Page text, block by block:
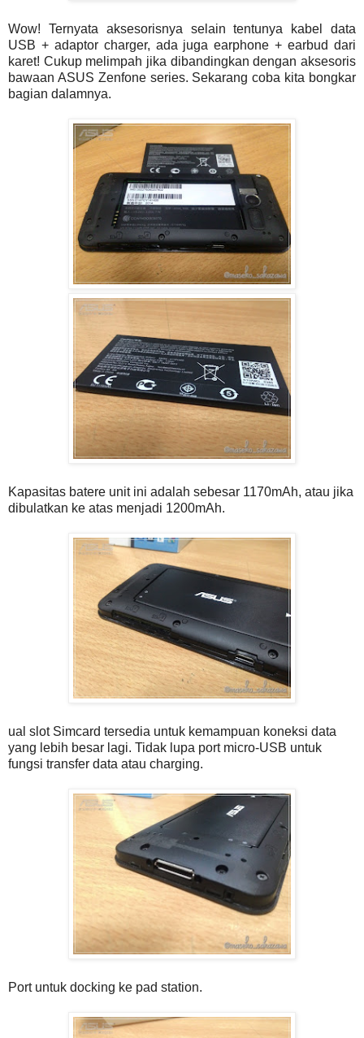
Wow! Ternyata aksesorisnya selain tentunya kabel data
USB + adaptor charger, ada juga earphone + earbud dari
karet! Cukup melimpah jika dibandingkan dengan aksesoris
bawaan ASUS Zenfone series. Sekarang coba kita bongkar
bagian dalamnya.
Kapasitas batere unit ini adalah sebesar 1170mAh, atau jika
dibulatkan ke atas menjadi 1200mAh.
ual slot Simcard tersedia untuk kemampuan koneksi data
yang lebih besar lagi. Tidak lupa port micro-USB untuk
fungsi transfer data atau charging.
Port untuk docking ke pad station.